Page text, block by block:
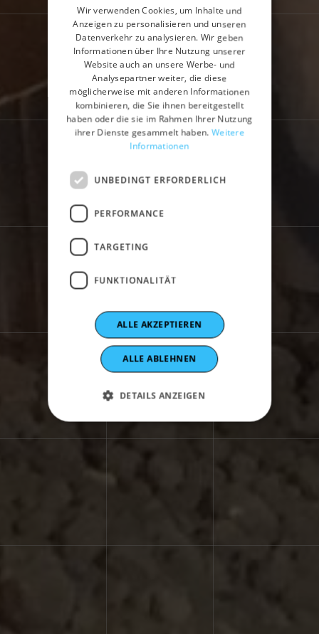
Home Industrien Zement
Zementwerke
SPANISH
GERMAN
Wir verwenden Cookies, um Inhalte und
Anzeigen zu personalisieren und unseren
Datenverkehr zu analysieren. Wir geben
Informationen über Ihre Nutzung unserer
Website auch an unsere Werbe- und
Analysepartner weiter, die diese
möglicherweise mit anderen Informationen
kombinieren, die Sie ihnen bereitgestellt
haben oder die sie im Rahmen Ihrer Nutzung
ihrer Dienste gesammelt haben. Weitere
Informationen
UNBEDINGT ERFORDERLICH
PERFORMANCE
TARGETING
FUNKTIONALITÄT
ALLE AKZEPTIEREN
ALLE ABLEHNEN
DETAILS ANZEIGEN